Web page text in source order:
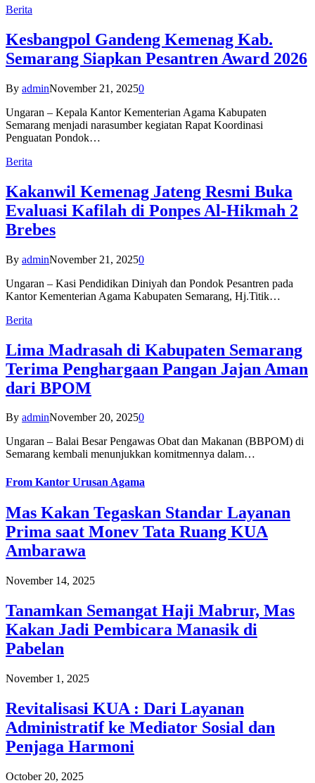
Berita
Kesbangpol Gandeng Kemenag Kab.
Semarang Siapkan Pesantren Award 2026
By adminNovember 21, 20250
Ungaran – Kepala Kantor Kementerian Agama Kabupaten
Semarang menjadi narasumber kegiatan Rapat Koordinasi
Penguatan Pondok…
Berita
Kakanwil Kemenag Jateng Resmi Buka
Evaluasi Kafilah di Ponpes Al-Hikmah 2
Brebes
By adminNovember 21, 20250
Ungaran – Kasi Pendidikan Diniyah dan Pondok Pesantren pada
Kantor Kementerian Agama Kabupaten Semarang, Hj.Titik…
Berita
Lima Madrasah di Kabupaten Semarang
Terima Penghargaan Pangan Jajan Aman
dari BPOM
By adminNovember 20, 20250
Ungaran – Balai Besar Pengawas Obat dan Makanan (BBPOM) di
Semarang kembali menunjukkan komitmennya dalam…
From Kantor Urusan Agama
Mas Kakan Tegaskan Standar Layanan
Prima saat Monev Tata Ruang KUA
Ambarawa
November 14, 2025
Tanamkan Semangat Haji Mabrur, Mas
Kakan Jadi Pembicara Manasik di
Pabelan
November 1, 2025
Revitalisasi KUA : Dari Layanan
Administratif ke Mediator Sosial dan
Penjaga Harmoni
October 20, 2025